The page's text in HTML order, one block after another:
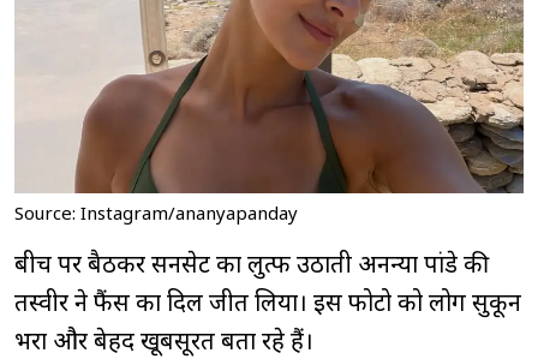
Source: Instagram/ananyapanday
बीच पर बैठकर सनसेट का लुत्फ उठाती अनन्या पांडे की
तस्वीर ने फैंस का दिल जीत लिया। इस फोटो को लोग सुकून
भरा और बेहद खूबसूरत बता रहे हैं।